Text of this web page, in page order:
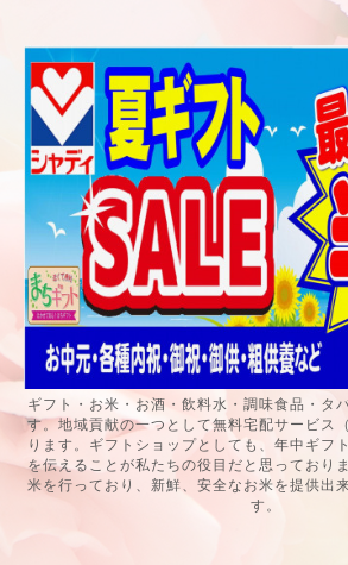
ギフト・お米・お酒・飲料水・調味食品・タ
す。地域貢献の一つとして無料宅配サービス
ります。ギフトショップとしても、年中ギフ
を伝えることが私たちの役目だと思っており
米を行っており、新鮮、安全なお米を提供出
す。